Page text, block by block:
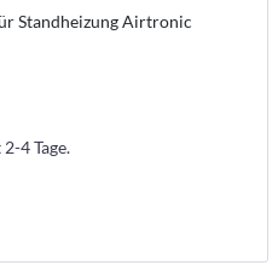
Standheizung Airtronic
4 Tage.